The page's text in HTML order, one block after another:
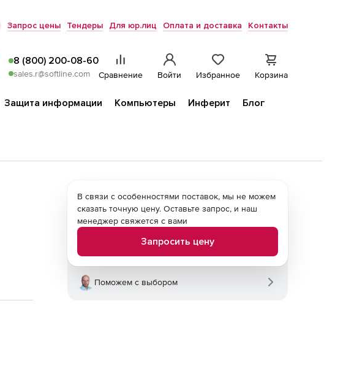
Запрос цены Тендеры Для юр.лиц Оплата и доставка Контакты
8 (800) 200-08-60
sales.r@softline.com Сравнение Войти Избранное Корзина
Защита информации Компьютеры Инферит
Блог
В связи с особенностями поставок, мы не можем
сказать точную цену. Оставьте запрос, и наш
менеджер свяжется с вами
Запросить цену
Поможем с выбором